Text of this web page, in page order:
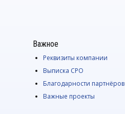
Важное
Реквизиты компании
Выписка СРО
Благодарности партнёров
Важные проекты